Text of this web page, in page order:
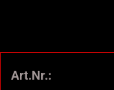
Art.Nr.: